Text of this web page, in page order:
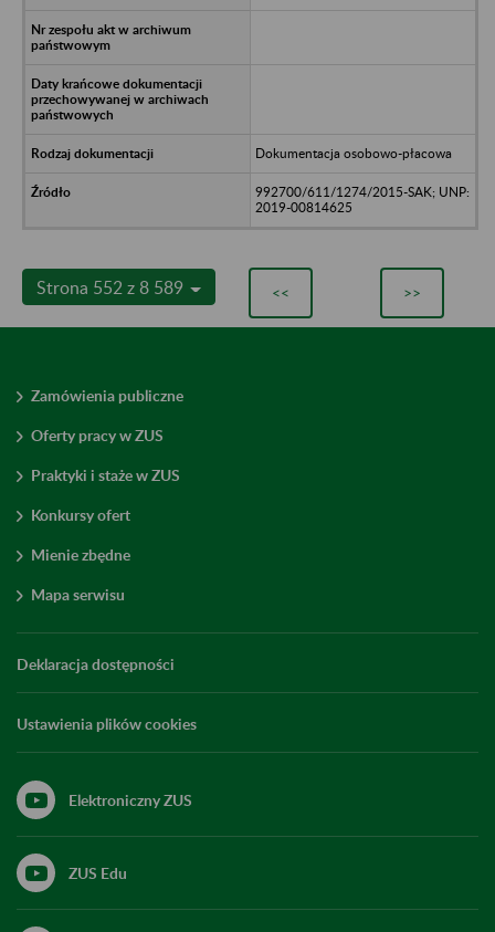
Dokumentacja osobowo-płacowa
992700/611/1274/2015-SAK; UNP:
2019-00814625
Strona 552 z 8 589 << >>
Zamówienia publiczne
Oferty pracy w ZUS
Praktyki i staże w ZUS
Konkursy ofert
Mienie zbędne
Mapa serwisu
Deklaracja dostępności
Ustawienia plików cookies
Elektroniczny ZUS
ZUS Edu